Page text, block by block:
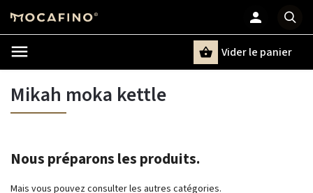
Chercher
Vider le panier
Mikah moka kettle
Nous préparons les produits.
Mais vous pouvez consulter les autres catégories.